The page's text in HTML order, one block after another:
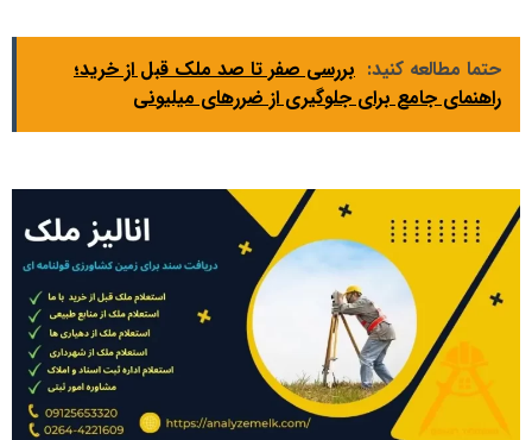
حتما مطالعه کنید: بررسی صفر تا صد ملک قبل از خرید؛
راهنمای جامع برای جلوگیری از ضررهای میلیونی